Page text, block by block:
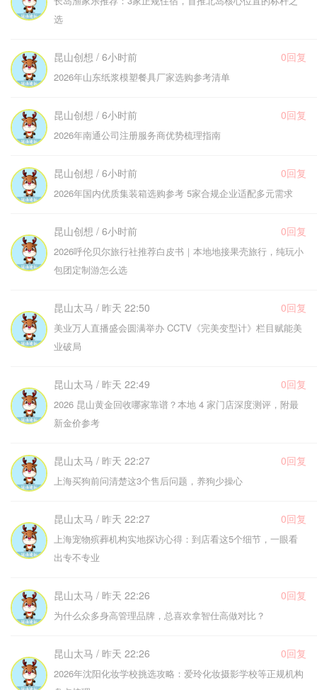
选
昆山创想 / 6小时前 0回复
2026年山东纸浆模塑餐具厂家选购参考清单
昆山创想 / 6小时前 0回复
2026年南通公司注册服务商优势梳理指南
昆山创想 / 6小时前 0回复
2026年国内优质集装箱选购参考 5家合规企业适配多元需求
昆山创想 / 6小时前 0回复
2026呼伦贝尔旅行社推荐白皮书｜本地地接果壳旅行，纯玩小
包团定制游怎么选
昆山太马 / 昨天 22:50 0回复
美业万人直播盛会圆满举办 CCTV《完美变型计》栏目赋能美
业破局
昆山太马 / 昨天 22:49 0回复
2026 昆山黄金回收哪家靠谱？本地 4 家门店深度测评，附最
新金价参考
昆山太马 / 昨天 22:27 0回复
上海买狗前问清楚这3个售后问题，养狗少操心
昆山太马 / 昨天 22:27 0回复
上海宠物殡葬机构实地探访心得：到店看这5个细节，一眼看
出专不专业
昆山太马 / 昨天 22:26 0回复
为什么众多身高管理品牌，总喜欢拿智仕高做对比？
昆山太马 / 昨天 22:26 0回复
2026年沈阳化妆学校挑选攻略：爱玲化妆摄影学校等正规机构